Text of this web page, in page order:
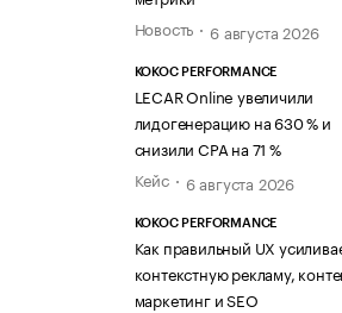
Новость
6 августа 2026
KOKOC PERFORMANCE
LECAR Online увеличили
лидогенерацию на 630 % и
снизили CPA на 71 %
Кейс
6 августа 2026
KOKOC PERFORMANCE
Как правильный UX
контекстную рекламу,
маркетинг и SEO